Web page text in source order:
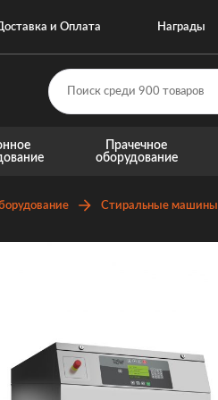
и Оплата Награды
Прачечное
оборудование
Стиральные машины